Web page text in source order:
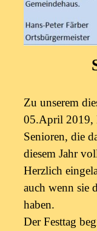
Zu unserem
05.April 2019,
Senioren, die
diesem Jahr
Herzlich
auch wenn sie
haben.
Der Festtag